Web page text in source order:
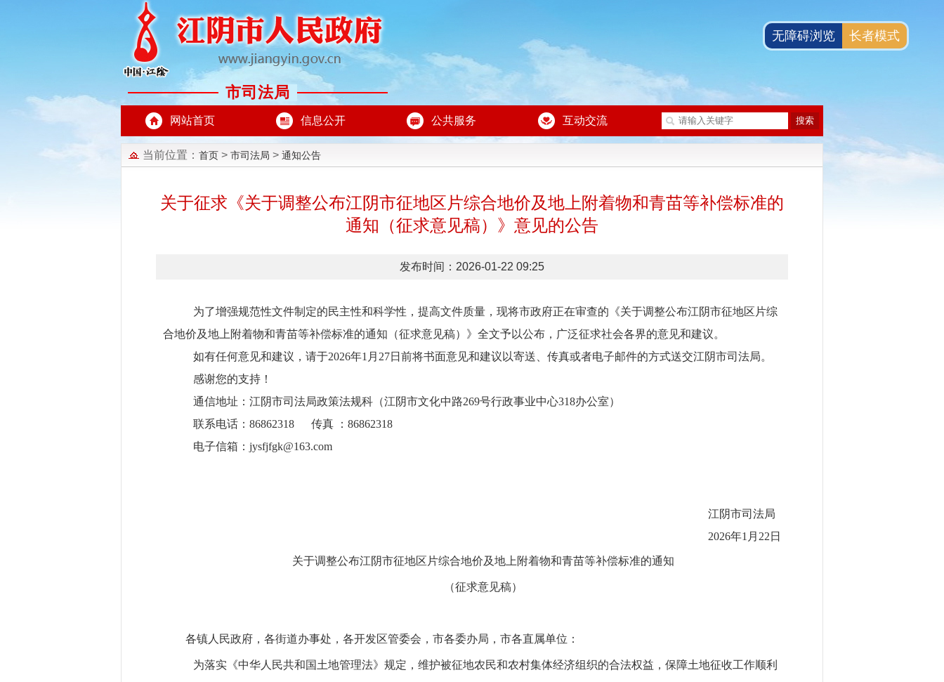
市司法局
网站首页 信息公开 公共服务 互动交流
当前位置： 首页 > 市司法局 > 通知公告
关于征求《关于调整公布江阴市征地区片综合地价及地上附着物和青苗等补偿标准的
通知（征求意见稿）》意见的公告
发布时间：2026-01-22 09:25
为了增强规范性文件制定的民主性和科学性，提高文件质量，现将市政府正在审查的《关于调整公布江阴市征地区片综
合地价及地上附着物和青苗等补偿标准的通知 （征求意见稿） 》 全文予以公布，广泛征求社会各界的意见和建议。
如有任何意见和建议，请于2026年1 月 27日前将书面意见和建议以寄送、传真或者电子邮件的方式送交江阴市司法局。
感谢您的支持！
通信地址：江阴市司法局政策法规科（江阴市文化中路269号行政事业中心318办公室）
联系电话： 86862318 传真 ： 86862318
电子信箱： jysfjfgk@163.com
江阴市司法局
2026年1 月 22 日
关于调整公布江阴市征地区片综合地价及地上附着物和青苗等补偿标准的通知
（征求意见稿）
各镇人民政府，各街道办事处，各开发区管委会，市各委办局，市各直属单位：
为落实《中华人民共和国土地管理法》规定，维护被征地农民和农村集体经济组织的合法权益，保障土地征收工作顺利
无障碍浏览 长者模式